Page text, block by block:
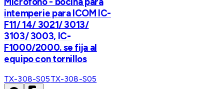
intemperie para ICOM IC-
F11/ 14/ 3021/ 3013/
3103/ 3003, IC-
F1000/2000. se fija al
equipo con tornillos
TX-308-S05TX-308-S05